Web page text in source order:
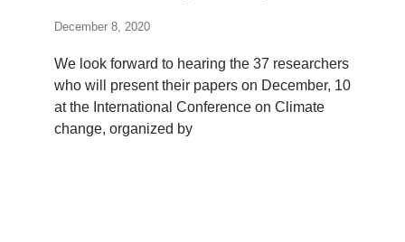
December 8, 2020
We look forward to hearing the 37 researchers
who will present their papers on December, 10
at the International Conference on Climate
change, organized by